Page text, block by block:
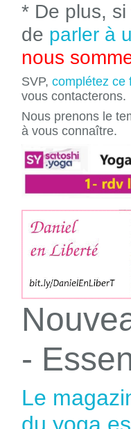
* De plus,
de parler à
nous
SVP, complétez ce
vous contacterons.
Nous prenons le
à vous connaître.
-
Le